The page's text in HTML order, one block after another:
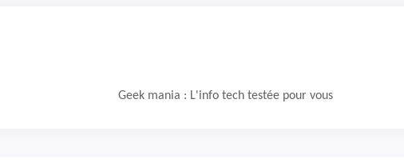
Geek mania : L'info tech testée pour vous